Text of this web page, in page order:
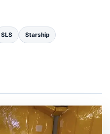
SLS Starship